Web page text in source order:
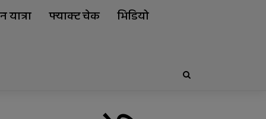
यात्रा फ्याक्ट चेक
भिडियो